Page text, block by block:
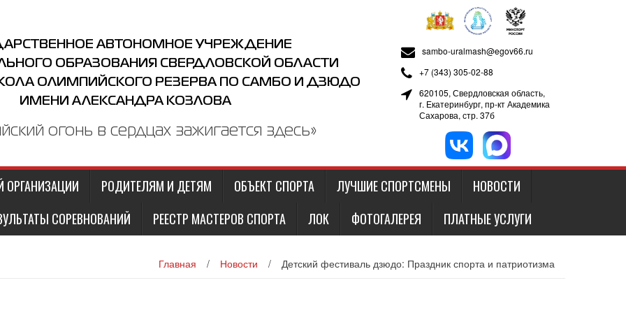
АВТОНОМНОЕ УЧРЕЖДЕНИЕ
ОБРАЗОВАНИЯ СВЕРДЛОВСКОЙ ОБЛАСТИ
ОЛИМПИЙСКОГО РЕЗЕРВА ПО САМБО И ДЗЮДО
ИМЕНИ АЛЕКСАНДРА КОЗЛОВА
огонь в сердцах зажигается здесь»
sambo-uralmash@egov66.ru
+7 (343) 305-02-88
620105, Свердловская область,
г. Екатеринбург, пр-кт Академика
Сахарова, стр. 37б
ОРГАНИЗАЦИИ РОДИТЕЛЯМ И ДЕТЯМ ОБЪЕКТ СПОРТА ЛУЧШИЕ СПОРТСМЕНЫ
НОВОСТИ
СОРЕВНОВАНИЙ
РЕЕСТР МАСТЕРОВ СПОРТА ЛОК ФОТОГАЛЕРЕЯ ПЛАТНЫЕ УСЛУГИ
Главная / Новости / Детский фестиваль дзюдо: Праздник спорта и патриотизма